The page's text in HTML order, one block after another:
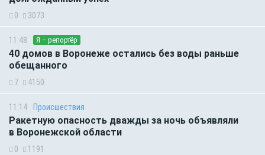
0 3073
11:48 Я – репортёр
40 домов в Воронеже остались без воды раньше
обещанного
7 4150
11:14 Происшествия
Ракетную опасность дважды за ночь объявляли
в Воронежской области
0 1191